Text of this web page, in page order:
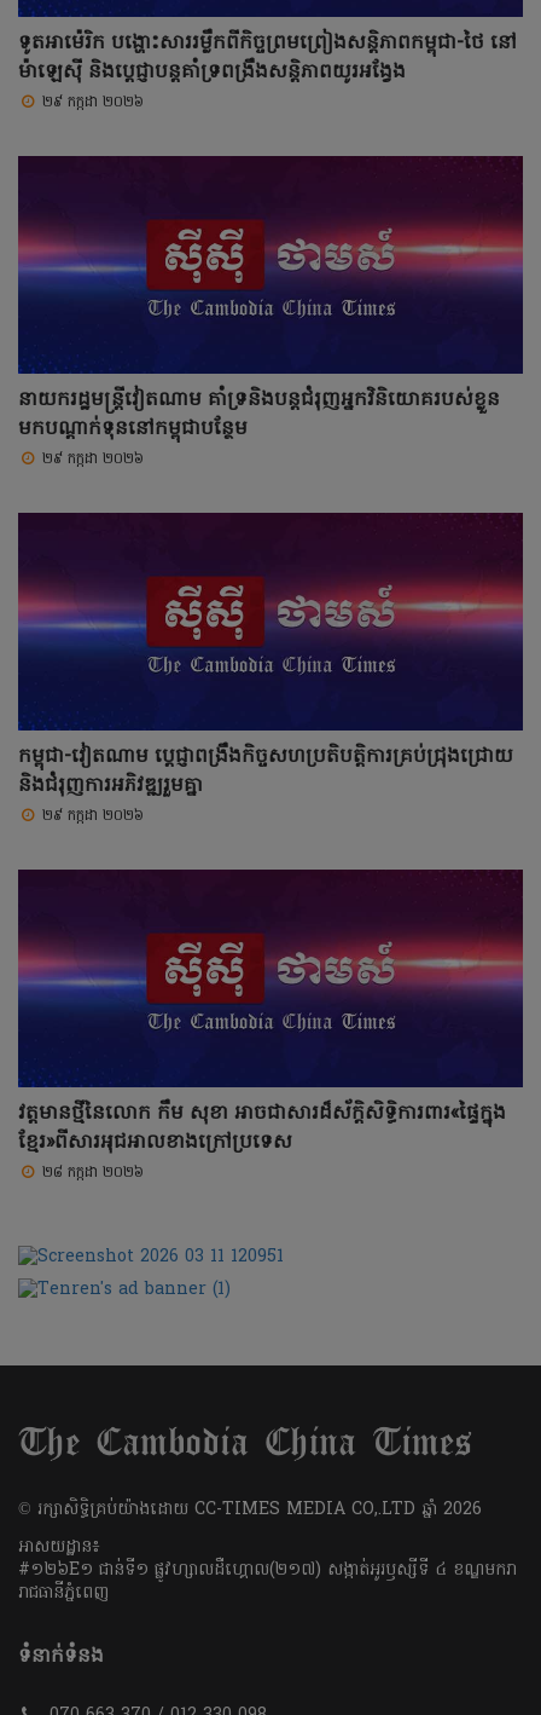
ទូតអាម៉េរិក បង្ហោះសាររម្លឹកពីកិច្ចព្រមព្រៀងសន្តិភាពកម្ពុជា-ថៃ នៅ
ម៉ាឡេស៊ី និងប្តេជ្ញាបន្តគាំទ្រពង្រឹងសន្តិភាពយូរអង្វែង
២៩ កក្កដា ២០២៦
នាយករដ្ឋមន្ត្រីវៀតណាម គាំទ្រនិងបន្តជំរុញអ្នកវិនិយោគរបស់ខ្លួន
មកបណ្តាក់ទុននៅកម្ពុជាបន្ថែម
២៩ កក្កដា ២០២៦
កម្ពុជា-វៀតណាម ប្តេជ្ញាពង្រឹងកិច្ចសហប្រតិបត្តិការគ្រប់ជ្រុងជ្រោយ
និងជំរុញការអភិវឌ្ឍរួមគ្នា
២៩ កក្កដា ២០២៦
វត្តមានថ្មីនៃលោក កឹម សុខា អាចជាសារដ៏ស័ក្តិសិទ្ធិការពារ«ផ្ទៃក្នុង
ខ្មែរ»ពីសារអុជអាលខាងក្រៅប្រទេស
២៨ កក្កដា ២០២៦
​© រក្សា​សិទ្ធិ​គ្រប់​យ៉ាង​ដោយ​ CC-TIMES MEDIA CO,.LTD ឆ្នាំ​ 2026
អាសយដ្ឋាន៖
#១២៦E១ ជាន់ទី១ ផ្លូវហ្សាលដឺហ្គោល(២១៧) សង្កាត់អូរឫស្សីទី ៤ ខណ្ឌមករា
រាជធានីភ្នំពេញ
ទំនាក់ទំនង